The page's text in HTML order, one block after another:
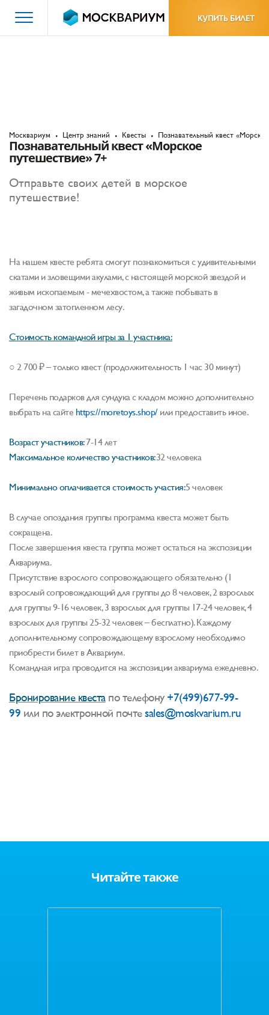
КУПИТЬ БИЛЕТ
Москвариум Центр знаний Квесты Познавательный квест
Познавательный квест «Морское
путешествие» 7+
Отправьте своих детей в морское
путешествие!
На нашем квесте ребята смогут познакомиться с удивительными
скатами и зловещими акулами, с настоящей морской звездой и
живым ископаемым - мечехвостом, а также побывать в
загадочном затопленном лесу.
Стоимость командной игры за 1 участника:
○ 2 700 ₽ – только квест (продолжительность 1 час 30 минут)
Перечень подарков для сундука с кладом можно дополнительно
выбрать на сайте https://moretoys.shop/или предоставить иное.
Возраст участников:7-14 лет
Максимальное количество участников:32 человека
Минимально оплачивается стоимость участия:5 человек
В случае опоздания группы программа квеста может быть
сокращена.
После завершения квеста группа может остаться на экспозиции
Аквариума.
Присутствие взрослого сопровождающего обязательно (1
взрослый сопровождающий для группы до 8 человек, 2 взрослых
для группы 9-16 человек, 3 взрослых для группы 17-24 человек, 4
взрослых для группы 25-32 человек – бесплатно). Каждому
дополнительному сопровождающему взрослому необходимо
приобрести билет в Аквариум.
Командная игра проводится на экспозиции аквариума ежедневно.
Бронирование квестапо телефону +7(499)677-99-
99 или по электронной почтеsales@moskvarium.ru
Читайте также